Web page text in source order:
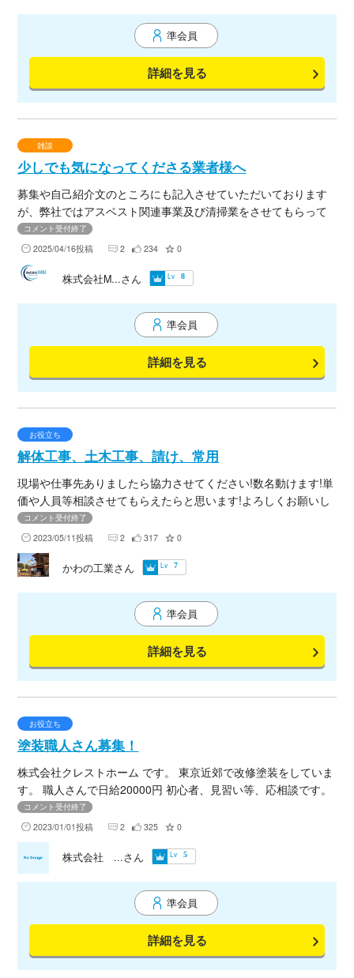
準会員
詳細を見る
雑談
少しでも気になってくださる業者様へ
募集や自己紹介文のところにも記入させていただいております
が、弊社ではアスベスト関連事業及び清掃業をさせてもらって
おります。 少しでも興味を持っていただける業者様が居ました
ら、お忙しいとは思いますが、一度お会いしてお名刺の交換な
どさせていただけないでしょうか？ ご連絡お待ちしておりま
す。
コメント受付終了
2025/04/16投稿 2 234 0
準会員
詳細を見る
株式会社M...さん Lv 8
お役立ち
解体工事、土木工事、請け、常用
現場や仕事先ありましたら協力させてください!数名動けます!単
価や人員等相談させてもらえたらと思います!よろしくお願いし
ます
コメント受付終了
2023/05/11投稿 2 317 0
準会員
詳細を見る
かわの工業さん Lv 7
お役立ち
塗装職人さん募集！
株式会社クレストホーム です。 東京近郊で改修塗装をしていま
す。 職人さんで日給20000円 初心者、見習い等、応相談です。
1日のノルマこなして早上がりしましょう。
コメント受付終了
2023/01/01投稿 2 325 0
準会員
詳細を見る
株式会社 ...さん Lv 5